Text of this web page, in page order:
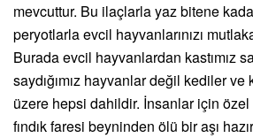
mevcuttur. Bu ilaçlarla yaz bitene
peryotlarla evcil hayvanlarınızı
Burada evcil hayvanlardan kastımız
saydığımız hayvanlar değil kediler
üzere hepsi dahildir. İnsanlar için
fındık faresi beyninden ölü bir aşı